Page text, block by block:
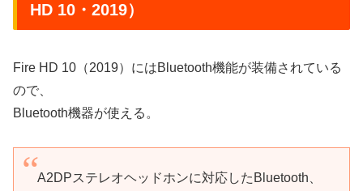
HD 10・2019）
Fire HD 10（2019）にはBluetooth機能が装備されている
ので、
Bluetooth機器が使える。
A2DPステレオヘッドホンに対応したBluetooth、